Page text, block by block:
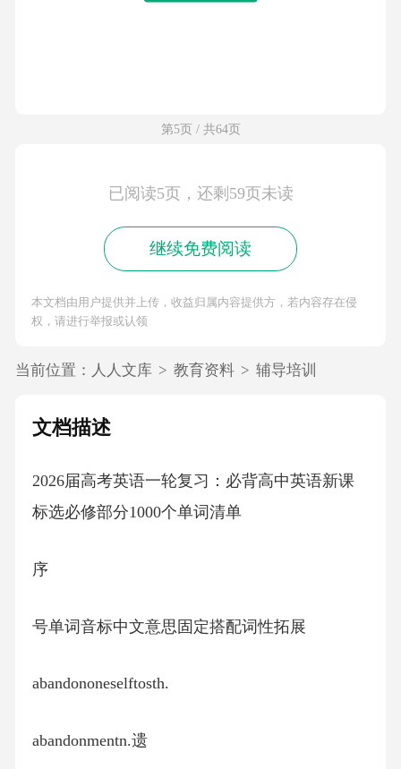
第5页 / 共64页
已阅读5页，还剩59页未读
继续免费阅读
本文档由用户提供并上传，收益归属内容提供方，若内容存在侵
权，请进行举报或认领
当前位置： 人人文库 > 教育资料 > 辅导培训
文档描述
2026届高考英语一轮复习：必背高中英语新课
标选必修部分1000个单词清单
序
号单词音标中文意思固定搭配词性拓展
abandononeselftosth.
abandonmentn.遗